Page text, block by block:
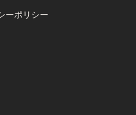
ーポリシー